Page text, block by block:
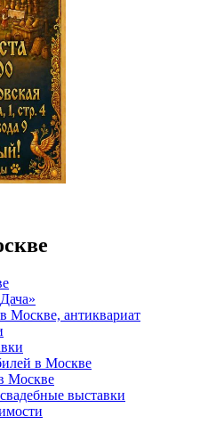
антиквариат
в Москве
Москве
выставки